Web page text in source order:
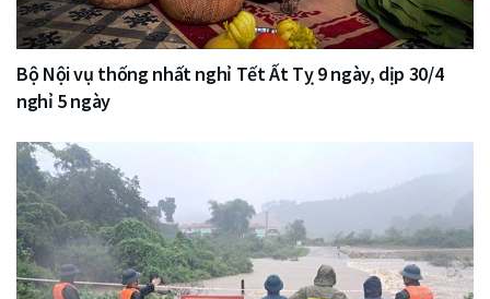
Bộ Nội vụ thống nhất nghỉ Tết Ất Tỵ 9 ngày, dịp 30/4
nghỉ 5 ngày